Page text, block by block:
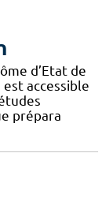
d’Etat de
accessible
prépara